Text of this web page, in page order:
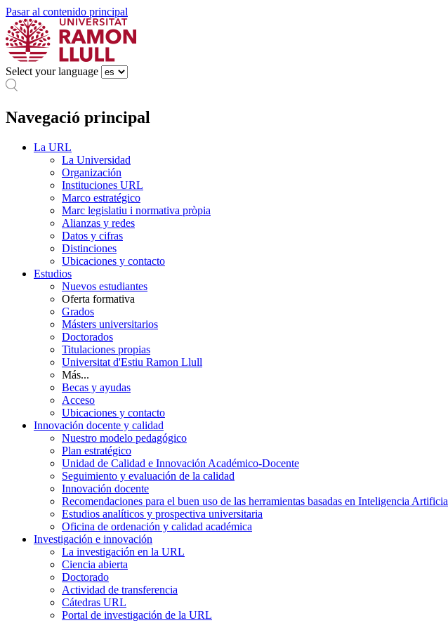
Pasar al contenido principal
Select your language
Navegació principal
La URL
La Universidad
Organización
Instituciones URL
Marco estratégico
Marc legislatiu i normativa pròpia
Alianzas y redes
Datos y cifras
Distinciones
Ubicaciones y contacto
Estudios
Nuevos estudiantes
Oferta formativa
Grados
Másters universitarios
Doctorados
Titulaciones propias
Universitat d'Estiu Ramon Llull
Más...
Becas y ayudas
Acceso
Ubicaciones y contacto
Innovación docente y calidad
Nuestro modelo pedagógico
Plan estratégico
Unidad de Calidad e Innovación Académico-Docente
Seguimiento y evaluación de la calidad
Innovación docente
Recomendaciones para el buen uso de las herramientas basadas en Inteligencia
Estudios analíticos y prospectiva universitaria
Oficina de ordenación y calidad académica
Investigación e innovación
La investigación en la URL
Ciencia abierta
Doctorado
Actividad de transferencia
Cátedras URL
Portal de investigación de la URL